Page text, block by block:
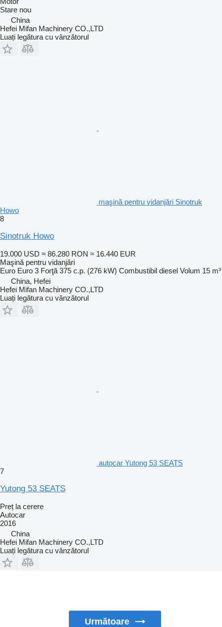
Stare nou
China
Hefei Mifan Machinery CO.,LTD
Luați legătura cu vânzătorul
maşină pentru vidanjări Sinotruk
Howo
8
Sinotruk Howo
19.000 USD ≈ 86.280 RON ≈ 16.440 EUR
Maşină pentru vidanjări
Euro Euro 3 Forţă 375 c.p. (276 kW) Combustibil diesel Volum 15 m³
China, Hefei
Hefei Mifan Machinery CO.,LTD
Luați legătura cu vânzătorul
autocar Yutong 53 SEATS
7
Yutong 53 SEATS
Preț la cerere
Autocar
2016
China
Hefei Mifan Machinery CO.,LTD
Luați legătura cu vânzătorul
Următoare